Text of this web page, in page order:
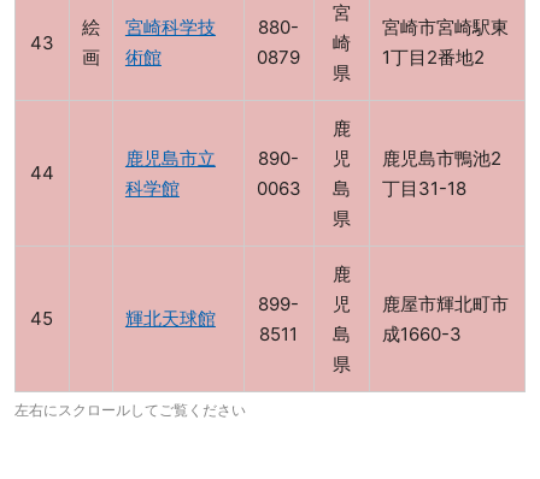
絵
画
宮崎科学技
術館
880-
0879
宮
崎
県
宮崎市宮崎駅東
1丁目2番地2
鹿児島市立
科学館
890-
0063
鹿
児
島
県
鹿児島市鴨池2
丁目31-18
輝北天球館
899-
8511
鹿
児
島
県
鹿屋市輝北町市
成1660-3